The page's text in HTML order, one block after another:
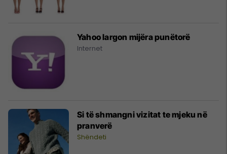
Yahoo largon mijëra punëtorë
Internet
Si të shmangni vizitat te mjeku në
pranverë
Shëndeti